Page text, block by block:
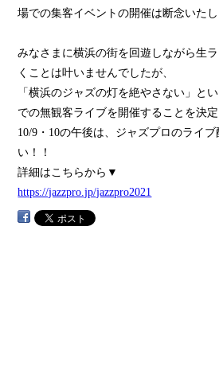
場での集客イベントの開催は断念いたし
みなさまに横浜の街を回遊しながら生
くことは叶いませんでしたが、
「横浜のジャズの灯を絶やさない」と
での無観客ライブを開催することを決定
10/9・10の午後は、ジャズプロのライ
い！！
詳細はこちらから▼
https://jazzpro.jp/jazzpro2021